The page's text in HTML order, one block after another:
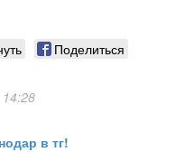
Поделиться
в тг!